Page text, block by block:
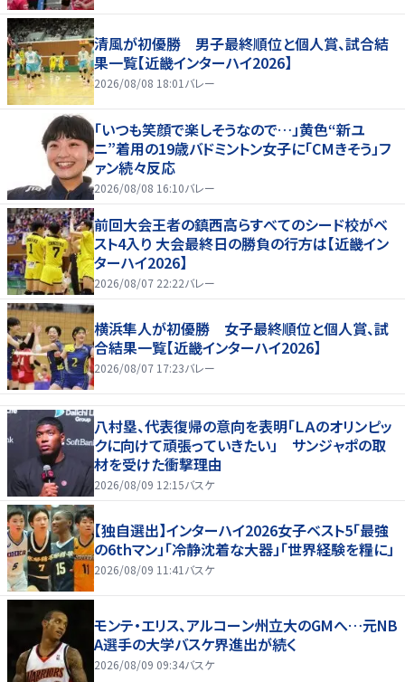
清風が初優勝 男子最終順位と個人賞、試合結
果一覧【近畿インターハイ2026】
2026/08/08 18:01 バレー
「いつも笑顔で楽しそうなので…」黄色“新ユ
ニ”着用の19歳バドミントン女子に「CMきそう」フ
ァン続々反応
2026/08/08 16:10バレー
前回大会王者の鎮西高らすべてのシード校がベ
スト4入り 大会最終日の勝負の行方は【近畿イン
ターハイ2026】
2026/08/07 22:22バレー
横浜隼人が初優勝 女子最終順位と個人賞、試
合結果一覧【近畿インターハイ2026】
2026/08/07 17:23バレー
八村塁、代表復帰の意向を表明「ＬＡのオリンピッ
クに向けて頑張っていきたい」 サンジャポの取
材を受けた衝撃理由
2026/08/09 12:15バスケ
【独自選出】インターハイ2026女子ベスト5「最強
の6thマン」「冷静沈着な大器」「世界経験を糧に」
2026/08/09 11:41 バスケ
モンテ・エリス、アルコーン州立大のGMへ…元NB
A選手の大学バスケ界進出が続く
2026/08/09 09:34バスケ